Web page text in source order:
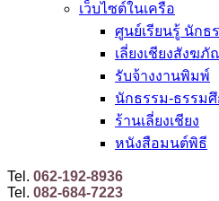
เว็บไซต์ในเครือ
ศูนย์เรียนรู้ นักธ
เลี่ยงเชียงสังฆ
รับจ้างงานพิมพ์
นักธรรม-ธรรม
ร้านเลี่ยงเชียง
หนังสือมนต์พิธี
Tel. 062-192-8936
Tel. 082-684-7223